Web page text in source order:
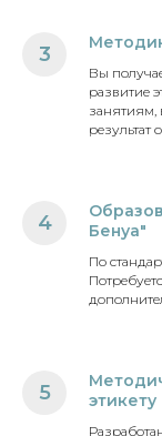
3
Вы
развитие
результат
4
Бенуа"
По
5
этикету